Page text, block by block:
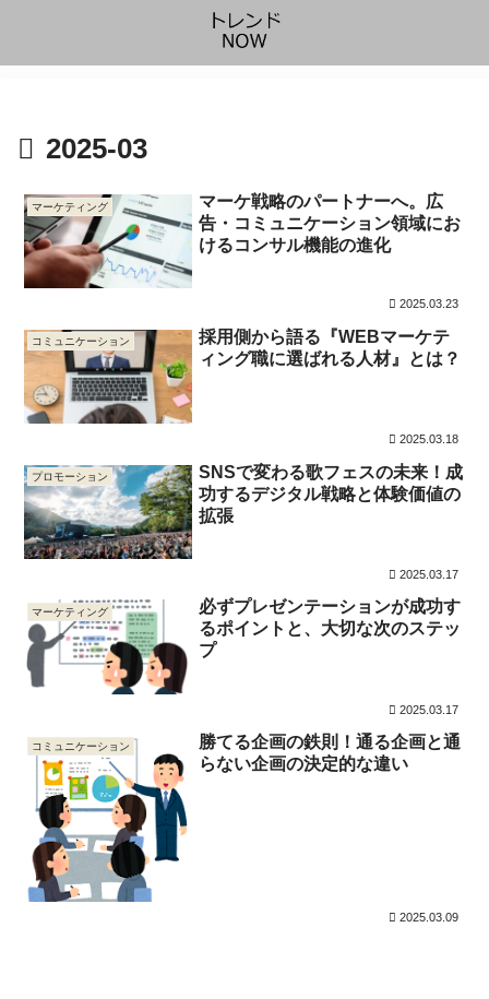
2025-03
マーケティング
マーケ戦略のパートナーへ。広
告・コミュニケーション領域にお
けるコンサル機能の進化
2025.03.23
コミュニケーション
採用側から語る『WEBマーケテ
ィング職に選ばれる人材』とは？
2025.03.18
プロモーション
SNSで変わる歌フェスの未来！成
功するデジタル戦略と体験価値の
拡張
2025.03.17
マーケティング
必ずプレゼンテーションが成功す
るポイントと、大切な次のステッ
プ
2025.03.17
コミュニケーション
勝てる企画の鉄則！通る企画と通
らない企画の決定的な違い
2025.03.09